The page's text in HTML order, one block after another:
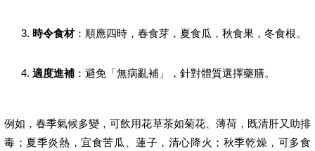
時令食材：順應四時，春食芽，夏食瓜，秋食果，冬食根。
適度進補 ：避免「無病亂補」，針對體質選擇藥膳。
例如，春季氣候多變，可飲用花草茶如菊花、薄荷，既清肝又助排
毒；夏季炎熱，宜食苦瓜、蓮子，清心降火；秋季乾燥，可多食